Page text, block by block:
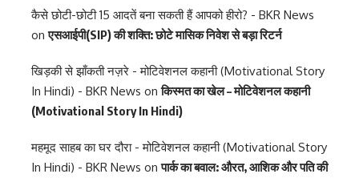
कैसे छोटी-छोटी 15 आदतें बना सकती हैं आपको हीरो? - BKR News
onएसआईपी(SIP) की शक्ति: छोटे मासिक निवेश से बड़ा रिटर्न
खिड़की से झाँकती नज़रे - मोटिवेशनल कहानी (Motivational Story
In Hindi) - BKR News onकिस्मत का खेल – मोटिवेशनल कहानी
(Motivational Story In Hindi)
महमूद साहब का घर दौरा - मोटिवेशनल कहानी (Motivational Story
In Hindi) - BKR News onपार्क का बवाल: औरत, आशिक और पति की